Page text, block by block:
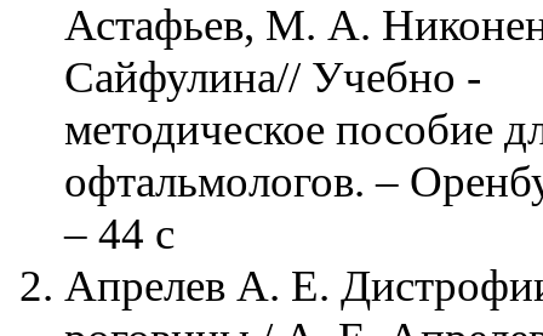
Астафьев, М. А.
Сайфулина// Учебно -
методическое пособие
офтальмологов. –
– 44 с
Апрелев А. Е.